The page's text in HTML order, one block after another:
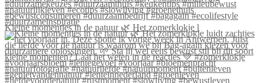
Kleine momentjes in de natuur 🌿 Het zomerklokje l